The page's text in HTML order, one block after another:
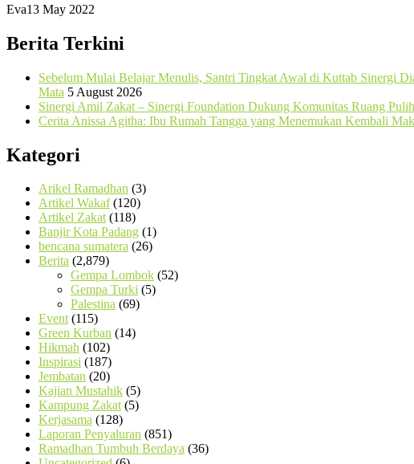
Eva13 May 2022
Berita Terkini
Sebelum Mulai Belajar Menulis, Santri Tingkat Awal di Kuttab Sinergi
Mata 5 August 2026
Sinergi Amil Zakat – Sinergi Foundation Dukung Komunitas Ruang
Cerita Anissa Agitha: Ibu Rumah Tangga yang Menemukan Kembali
Kategori
Arikel Ramadhan (3)
Artikel Wakaf(120)
Artikel Zakat(118)
Banjir Kota Padang (1)
bencana sumatera (26)
Berita (2,879)
Gempa Lombok (52)
Gempa Turki (5)
Palestina (69)
Event(115)
Green Kurban (14)
Hikmah (102)
Inspirasi (187)
Jembatan (20)
Kajian Mustahik (5)
Kampung Zakat(5)
Kerjasama (128)
Laporan Penyaluran (851)
Ramadhan Tumbuh Berdaya (36)